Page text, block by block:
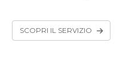
SCOPRI IL SERVIZIO